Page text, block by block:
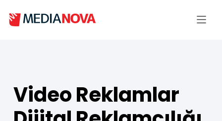
Video Reklamlar